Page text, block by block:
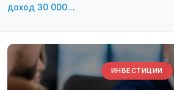
доход 30 000…
ИНВЕСТИЦИИ